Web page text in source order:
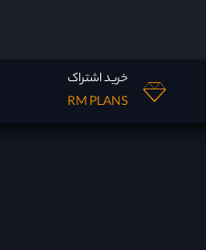
خرید اشتراک
RM PLANS